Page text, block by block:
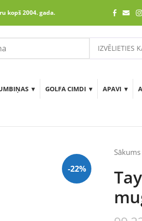
kopš 2004. gada.
IZVĒLIETIES
GOLFA CIMDI APAVI
-22%
Sākums